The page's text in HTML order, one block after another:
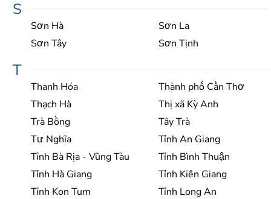
S
Sơn Hà
Sơn La
Sơn Tây
Sơn Tịnh
T
Thanh Hóa
Thành phố Cần Thơ
Thạch Hà
Thị xã Kỳ Anh
Trà Bồng
Tây Trà
Tư Nghĩa
Tỉnh An Giang
Tỉnh Bà Rịa - Vũng Tàu
Tỉnh Bình Thuận
Tỉnh Hà Giang
Tỉnh Kiên Giang
Tỉnh Kon Tum
Tỉnh Long An